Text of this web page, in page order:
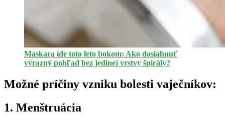
Maskara ide toto leto bokom: Ako dosiahnuť
výrazný pohľad bez jedinej vrstvy špirály?
Možné príčiny vzniku bolesti vaječníkov:
1. Menštruácia